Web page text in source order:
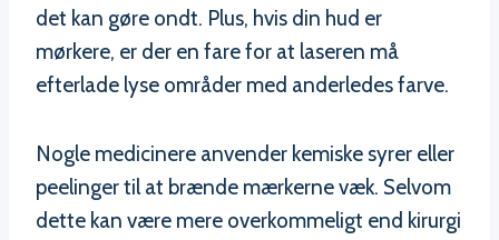
det kan gøre ondt. Plus, hvis din hud er
mørkere, er der en fare for at laseren må
efterlade lyse områder med anderledes farve.
Nogle medicinere anvender kemiske syrer eller
peelinger til at brænde mærkerne væk. Selvom
dette kan være mere overkommeligt end kirurgi